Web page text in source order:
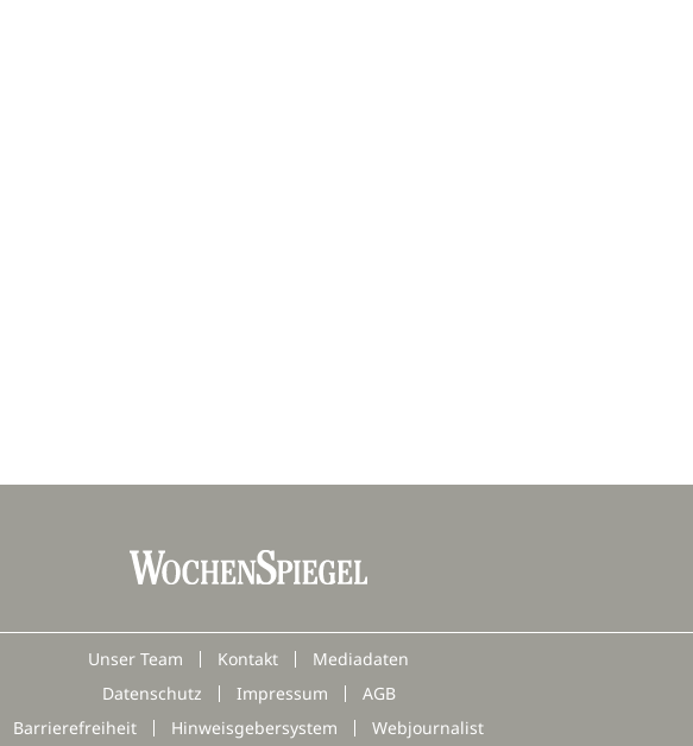
Unser Team Kontakt
Mediadaten
Datenschutz
Impressum
AGB
Barrierefreiheit
Hinweisgebersystem Webjournalist